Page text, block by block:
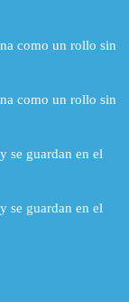
como un rollo sin
como un rollo sin
se guardan en el
se guardan en el